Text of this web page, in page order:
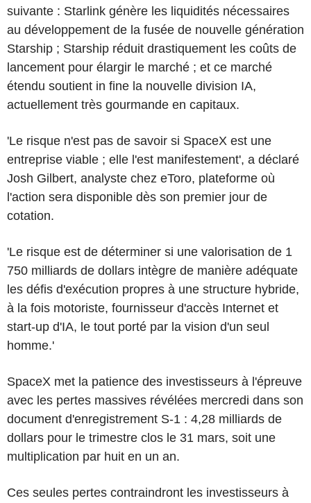
suivante : Starlink génère les liquidités nécessaires
au développement de la fusée de nouvelle génération
Starship ; Starship réduit drastiquement les coûts de
lancement pour élargir le marché ; et ce marché
étendu soutient in fine la nouvelle division IA,
actuellement très gourmande en capitaux.
'Le risque n'est pas de savoir si SpaceX est une
entreprise viable ; elle l'est manifestement', a déclaré
Josh Gilbert, analyste chez eToro, plateforme où
l'action sera disponible dès son premier jour de
cotation.
'Le risque est de déterminer si une valorisation de 1
750 milliards de dollars intègre de manière adéquate
les défis d'exécution propres à une structure hybride,
à la fois motoriste, fournisseur d'accès Internet et
start-up d'IA, le tout porté par la vision d'un seul
homme.'
SpaceX met la patience des investisseurs à l'épreuve
avec les pertes massives révélées mercredi dans son
document d'enregistrement S-1 : 4,28 milliards de
dollars pour le trimestre clos le 31 mars, soit une
multiplication par huit en un an.
Ces seules pertes contraindront les investisseurs à